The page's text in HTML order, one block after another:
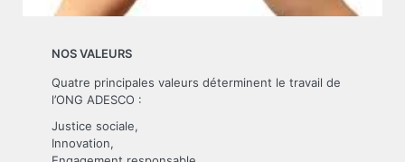
NOS VALEURS
Quatre principales valeurs déterminent le travail de
l’ONG ADESCO :
Justice sociale,
Innovation,